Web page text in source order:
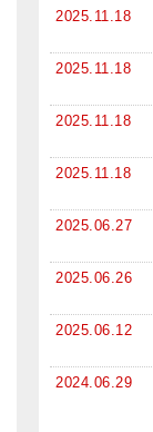
2025.11.18
2025.11.18
2025.11.18
2025.11.18
2025.06.27
2025.06.26
2025.06.12
2024.06.29